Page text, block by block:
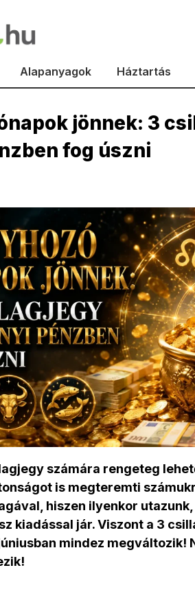
Alapanyagok Háztartás
jönnek: 3
fog úszni
számára rengeteg
is megteremti
hiszen ilyenkor
kiadással jár. Viszont a 3
mindez megváltozik!